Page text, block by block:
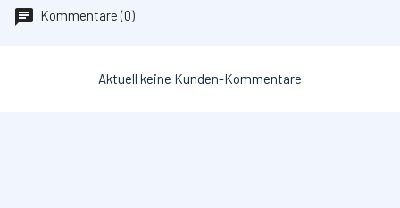
Kommentare (0)
Aktuell keine Kunden-Kommentare